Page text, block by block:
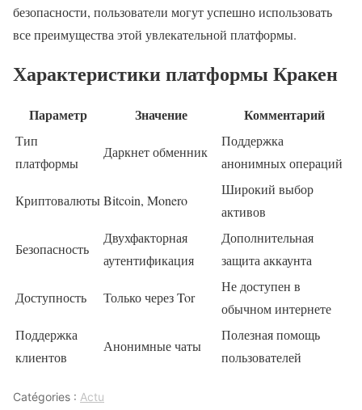
безопасности, пользователи могут успешно использовать
все преимущества этой увлекательной платформы.
Характеристики платформы Кракен
Параметр Значение Комментарий
Тип
платформы
Даркнет обменник
Поддержка
анонимных операций
КриптовалютыBitcoin, Monero
Широкий выбор
активов
Безопасность
Двухфакторная
аутентификация
Дополнительная
защита аккаунта
Доступность Только через Tor
Не доступен в
обычном интернете
Поддержка
клиентов
Анонимные чаты
Полезная помощь
пользователей
Catégories : Actu